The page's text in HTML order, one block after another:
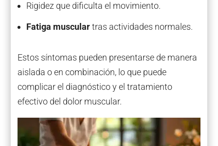
Rigidez que dificulta el movimiento.
Fatiga musculartras actividades normales.
Estos síntomas pueden presentarse de manera
aislada o en combinación, lo que puede
complicar el diagnóstico y el tratamiento
efectivo del dolor muscular.